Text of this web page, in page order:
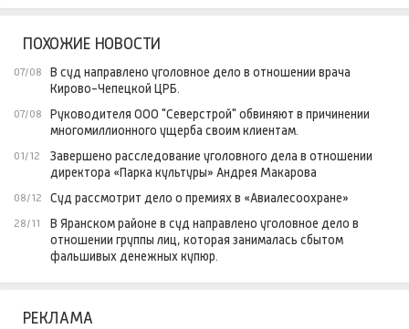
ПОХОЖИЕ НОВОСТИ
07/08
В суд направлено уголовное дело в отношении врача
Кирово-Чепецкой ЦРБ.
07/08
Руководителя ООО "Северстрой" обвиняют в причинении
многомиллионного ущерба своим клиентам.
01/12
Завершено расследование уголовного дела в отношении
директора «Парка культуры» Андрея Макарова
08/12 Суд рассмотрит дело о премиях в «Авиалесоохране»
28/11
В Яранском районе в суд направлено уголовное дело в
отношении группы лиц, которая занималась сбытом
фальшивых денежных купюр.
РЕКЛАМА